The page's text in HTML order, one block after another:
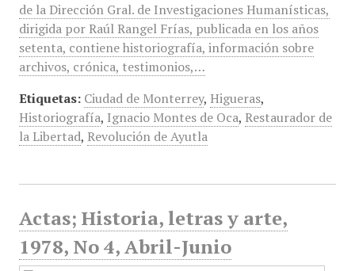
de la Dirección Gral. de Investigaciones Humanísticas,
dirigida por Raúl Rangel Frías, publicada en los años
setenta, contiene historiografía, información sobre
archivos, crónica, testimonios,…
Etiquetas: Ciudad de Monterrey, Higueras,
Historiografía, Ignacio Montes de Oca, Restaurador de
la Libertad, Revolución de Ayutla
Actas; Historia, letras y arte,
1978, No 4, Abril-Junio